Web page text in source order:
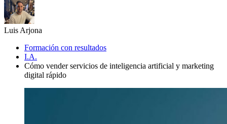
Luis Arjona
Formación con resultados
I.A.
Cómo vender servicios de inteligencia artificial y marketing
digital rápido